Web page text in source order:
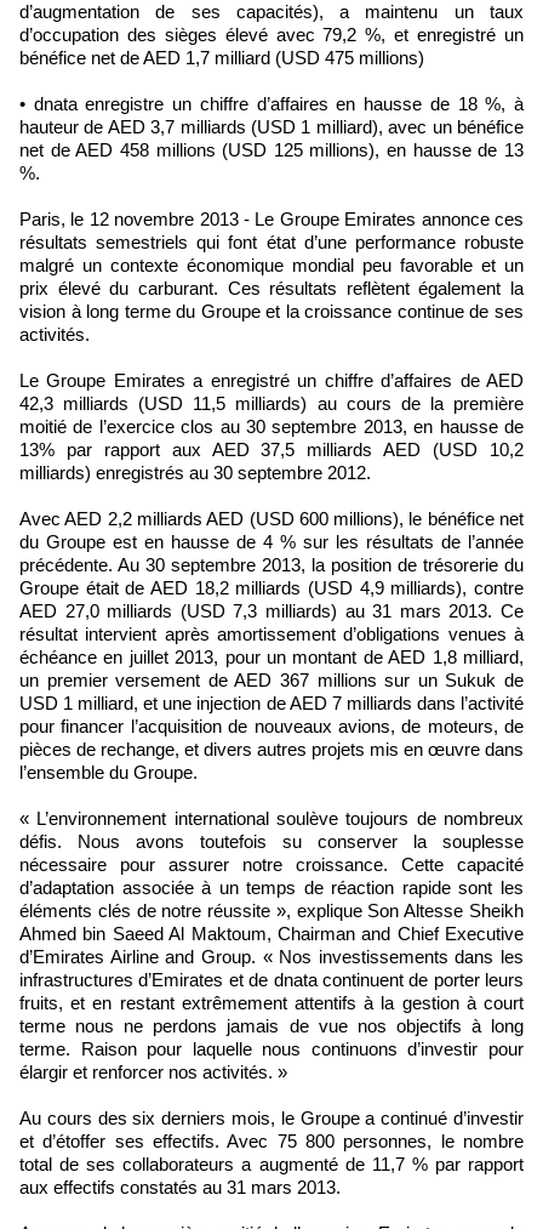
d’augmentation de ses capacités), a maintenu un taux
d’occupation des sièges élevé avec 79,2 %, et enregistré un
bénéfice net de AED 1,7 milliard (USD 475 millions)
• dnata enregistre un chiffre d’affaires en hausse de 18 %, à
hauteur de AED 3,7 milliards (USD 1 milliard), avec un bénéfice
net de AED 458 millions (USD 125 millions), en hausse de 13
%.
Paris, le 12 novembre 2013 - Le Groupe Emirates annonce ces
résultats semestriels qui font état d’une performance robuste
malgré un contexte économique mondial peu favorable et un
prix élevé du carburant. Ces résultats reflètent également la
vision à long terme du Groupe et la croissance continue de ses
activités.
Le Groupe Emirates a enregistré un chiffre d’affaires de AED
42,3 milliards (USD 11,5 milliards) au cours de la première
moitié de l’exercice clos au 30 septembre 2013, en hausse de
13% par rapport aux AED 37,5 milliards AED (USD 10,2
milliards) enregistrés au 30 septembre 2012.
Avec AED 2,2 milliards AED (USD 600 millions), le bénéfice net
du Groupe est en hausse de 4 % sur les résultats de l’année
précédente. Au 30 septembre 2013, la position de trésorerie du
Groupe était de AED 18,2 milliards (USD 4,9 milliards), contre
AED 27,0 milliards (USD 7,3 milliards) au 31 mars 2013. Ce
résultat intervient après amortissement d’obligations venues à
échéance en juillet 2013, pour un montant de AED 1,8 milliard,
un premier versement de AED 367 millions sur un Sukuk de
USD 1 milliard, et une injection de AED 7 milliards dans l’activité
pour financer l’acquisition de nouveaux avions, de moteurs, de
pièces de rechange, et divers autres projets mis en œuvre dans
l’ensemble du Groupe.
« L’environnement international soulève toujours de nombreux
défis. Nous avons toutefois su conserver la souplesse
nécessaire pour assurer notre croissance. Cette capacité
d’adaptation associée à un temps de réaction rapide sont les
éléments clés de notre réussite », explique Son Altesse Sheikh
Ahmed bin Saeed Al Maktoum, Chairman and Chief Executive
d’Emirates Airline and Group. « Nos investissements dans les
infrastructures d’Emirates et de dnata continuent de porter leurs
fruits, et en restant extrêmement attentifs à la gestion à court
terme nous ne perdons jamais de vue nos objectifs à long
terme. Raison pour laquelle nous continuons d’investir pour
élargir et renforcer nos activités. »
Au cours des six derniers mois, le Groupe a continué d’investir
et d’étoffer ses effectifs. Avec 75 800 personnes, le nombre
total de ses collaborateurs a augmenté de 11,7 % par rapport
aux effectifs constatés au 31 mars 2013.